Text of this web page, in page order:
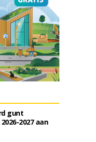
gunt
2027 aan